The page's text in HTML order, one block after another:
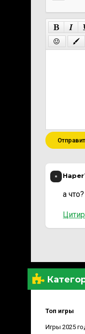
Топ игры
Игры 2025
а